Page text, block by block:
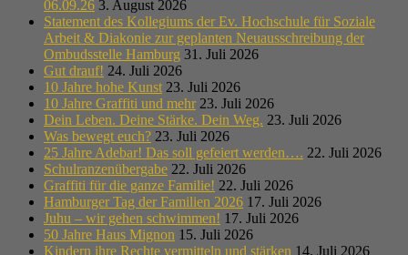
06.09.26 3. August 2026
Statement des Kollegiums der Ev. Hochschule für Soziale
Arbeit & Diakonie zur geplanten Neuausschreibung der
Ombudsstelle Hamburg 31. Juli 2026
Gut drauf! 24. Juli 2026
10 Jahre hohe Kunst 23. Juli 2026
10 Jahre Graffiti und mehr 23. Juli 2026
Dein Leben. Deine Stärke. Dein Weg. 23. Juli 2026
Was bewegt euch? 23. Juli 2026
25 Jahre Adebar! Das soll gefeiert werden…. 22. Juli 2026
Schulranzenübergabe 22. Juli 2026
Graffiti für die ganze Familie! 22. Juli 2026
Hamburger Tag der Familien 2026 17. Juli 2026
Juhu – wir gehen schwimmen! 17. Juli 2026
50 Jahre Haus Mignon 15. Juli 2026
Kindern ihre Rechte vermitteln und stärken 14. Juli 2026